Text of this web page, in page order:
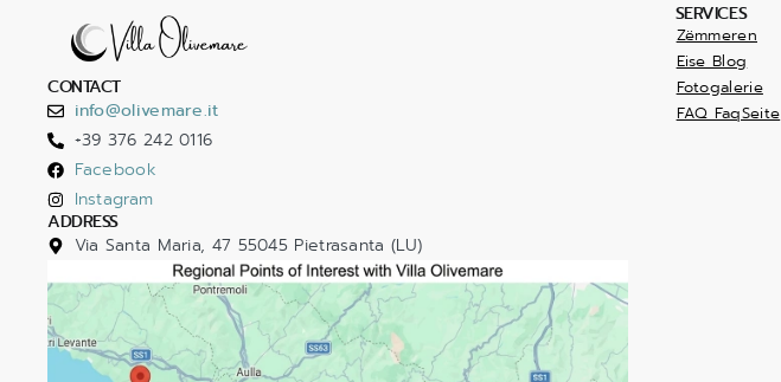
CONTACT
info@olivemare.it
+39 376 242 0116
Facebook
Instagram
ADDRESS
Via Santa Maria, 47 55045 Pietrasanta (LU)
SERVICES
Zëmmeren
Eise Blog
Fotogalerie
FAQ FaqSeite